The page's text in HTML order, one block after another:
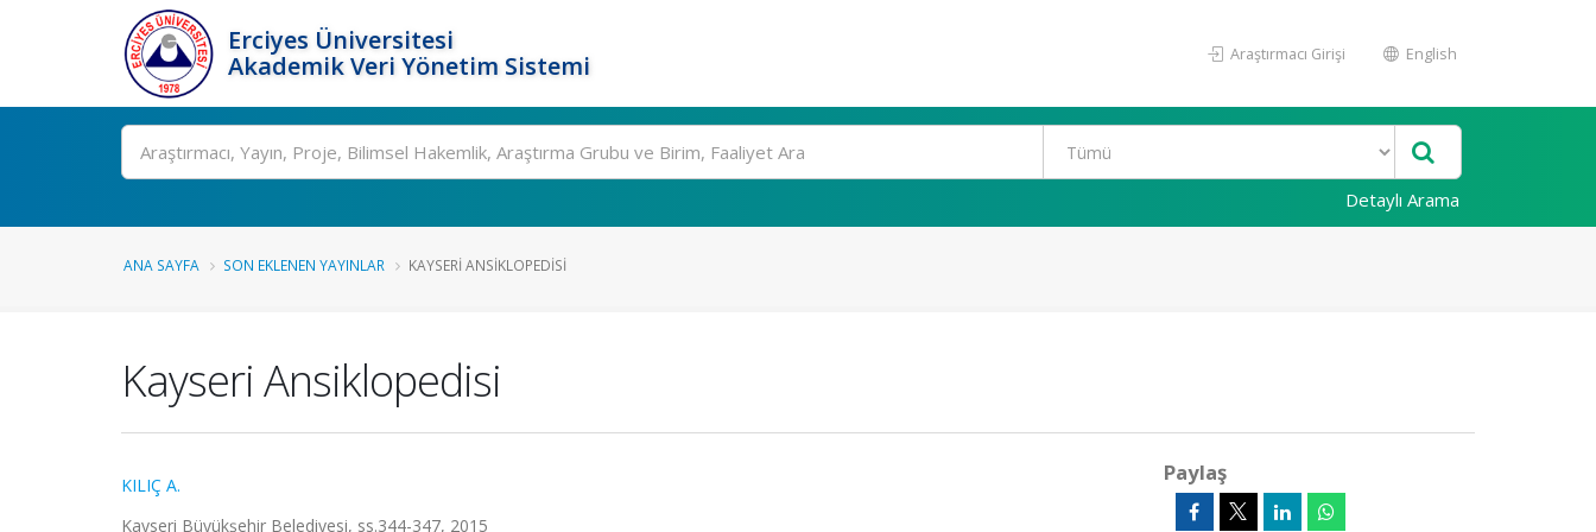
Erciyes Üniversitesi
Akademik Veri Yönetim Sistemi
Araştırmacı Girişi English
Ara
Detaylı Arama
ANA SAYFA SON EKLENEN YAYINLAR KAYSERI ANSIKLOPEDISI
Kayseri Ansiklopedisi
KILIÇ A.
Kayseri Büyükşehir Belediyesi, ss.344-347, 2015
Paylaş